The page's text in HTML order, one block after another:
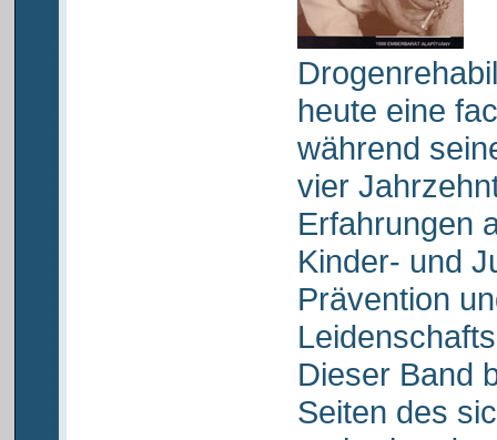
heute eine
während
vier
Erfahrungen
Kinder- und
Prävention
Dieser Band
Seiten des